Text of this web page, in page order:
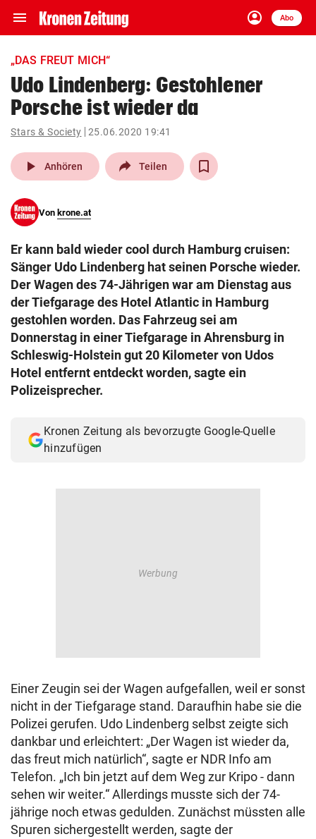
menu Navigation
ein-/ausklappen
account_circle
Anmelden
Abo
close Schließen
account_circle Anmelden
pin_drop
Wien arrow_right
search
eingeben
© Krone Multimedia GmbH & Co KG 2026
Muthgasse 2, 1190 Wien
„DAS FREUT MICH“
Udo Lindenberg: Gestohlener
Porsche ist wieder da
Stars & Society 25.06.2020 19:41
play_arrow Anhören Teilen
Von krone.at
Er kann bald wieder cool durch Hamburg cruisen:
Sänger Udo Lindenberg hat seinen Porsche wieder.
Der Wagen des 74-Jährigen war am Dienstag aus
der Tiefgarage des Hotel Atlantic in Hamburg
gestohlen worden. Das Fahrzeug sei am
Donnerstag in einer Tiefgarage in Ahrensburg in
Schleswig-Holstein gut 20 Kilometer von Udos
Hotel entfernt entdeckt worden, sagte ein
Polizeisprecher.
Kronen Zeitung als bevorzugte Google-Quelle
hinzufügen
Einer Zeugin sei der Wagen aufgefallen, weil er sonst
nicht in der Tiefgarage stand. Daraufhin habe sie die
Polizei gerufen. Udo Lindenberg selbst zeigte sich
dankbar und erleichtert: „Der Wagen ist wieder da,
das freut mich natürlich“, sagte er NDR Info am
Telefon. „Ich bin jetzt auf dem Weg zur Kripo - dann
sehen wir weiter.“ Allerdings musste sich der 74-
jährige noch etwas gedulden. Zunächst müssten alle
Spuren sichergestellt werden, sagte der